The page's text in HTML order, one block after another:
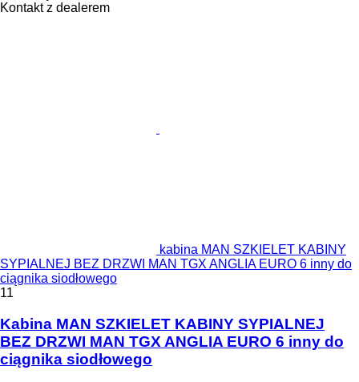
Kontakt z dealerem
kabina MAN SZKIELET KABINY
SYPIALNEJ BEZ DRZWI MAN TGX ANGLIA EURO 6 inny do
ciągnika siodłowego
11
Kabina MAN SZKIELET KABINY SYPIALNEJ
BEZ DRZWI MAN TGX ANGLIA EURO 6 inny do
ciągnika siodłowego